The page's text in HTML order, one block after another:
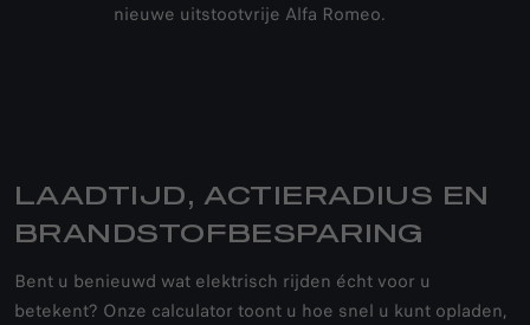
nieuwe uitstootvrije Alfa Romeo.
LAADTIJD, ACTIERADIUS EN
BRANDSTOFBESPARING
Bent u benieuwd wat elektrisch rijden écht voor u
betekent? Onze calculator toont u hoe snel u kunt opladen,